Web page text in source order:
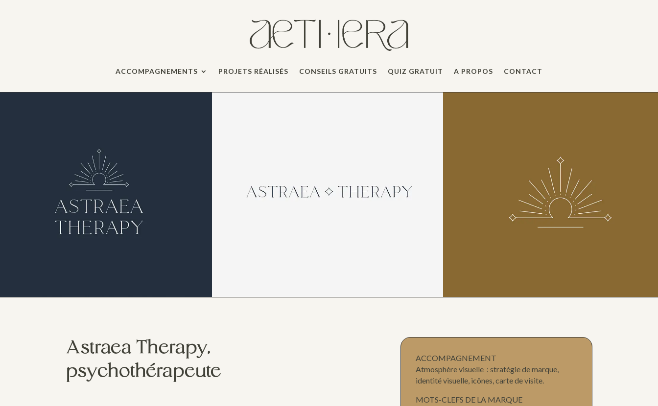
ACCOMPAGNEMENTS PROJETS RÉALISÉS CONSEILS GRATUITS QUIZ GRATUIT A PROPOS CONTACT
Astraea Therapy,
psychothérapeute
ACCOMPAGNEMENT
Atmosphère visuelle : stratégie de marque,
identité visuelle, icônes, carte de visite.
MOTS-CLEFS DE LA MARQUE